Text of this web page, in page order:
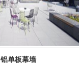
铝单板幕墙